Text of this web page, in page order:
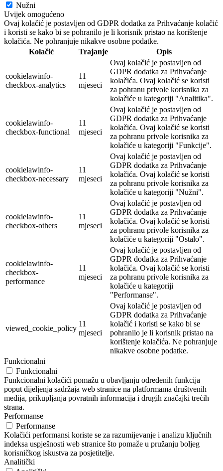
Nužni
Uvijek omogućeno
Ovaj kolačić je postavljen od GDPR dodatka za Prihvaćanje kolačić
i koristi se kako bi se pohranilo je li korisnik pristao na korištenje
kolačića. Ne pohranjuje nikakve osobne podatke.
Kolačić
Trajanje Opis
cookielawinfo-
checkbox-analytics
11
mjeseci
Ovaj kolačić je postavljen od
GDPR dodatka za Prihvaćanje
kolačića. Ovaj kolačić se koristi
za pohranu privole korisnika za
kolačiće u kategoriji "Analitika".
cookielawinfo-
checkbox-functional
11
mjeseci
Ovaj kolačić je postavljen od
GDPR dodatka za Prihvaćanje
kolačića. Ovaj kolačić se koristi
za pohranu privole korisnika za
kolačiće u kategoriji "Funkcije".
cookielawinfo-
checkbox-necessary
11
mjeseci
Ovaj kolačić je postavljen od
GDPR dodatka za Prihvaćanje
kolačića. Ovaj kolačić se koristi
za pohranu privole korisnika za
kolačiće u kategoriji "Nužni".
cookielawinfo-
checkbox-others
11
mjeseci
Ovaj kolačić je postavljen od
GDPR dodatka za Prihvaćanje
kolačića. Ovaj kolačić se koristi
za pohranu privole korisnika za
kolačiće u kategoriji "Ostalo".
cookielawinfo-
checkbox-
performance
11
mjeseci
Ovaj kolačić je postavljen od
GDPR dodatka za Prihvaćanje
kolačića. Ovaj kolačić se koristi
za pohranu privole korisnika za
kolačiće u kategoriji
"Performanse".
viewed_cookie_policy
11
mjeseci
Ovaj kolačić je postavljen od
GDPR dodatka za Prihvaćanje
kolačić i koristi se kako bi se
pohranilo je li korisnik pristao na
korištenje kolačića. Ne pohranjuje
nikakve osobne podatke.
Funkcionalni
Funkcionalni
Funkcionalni kolačići pomažu u obavljanju određenih funkcija
poput dijeljenja sadržaja web stranice na platformama društvenih
medija, prikupljanja povratnih informacija i drugih značajki trećih
strana.
Performanse
Performanse
Kolačići performansi koriste se za razumijevanje i analizu ključnih
indeksa uspješnosti web stranice što pomaže u pružanju boljeg
korisničkog iskustva za posjetitelje.
Analitički